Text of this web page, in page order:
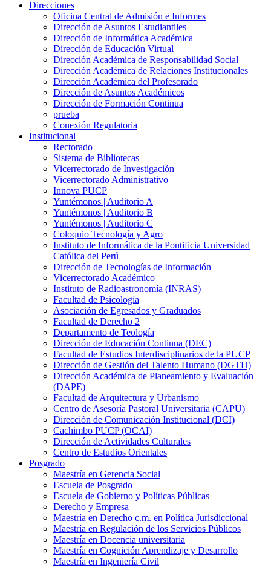
Direcciones
Oficina Central de Admisión e Informes
Dirección de Asuntos Estudiantiles
Dirección de Informática Académica
Dirección de Educación Virtual
Dirección Académica de Responsabilidad Social
Dirección Académica de Relaciones Institucionales
Dirección Académica del Profesorado
Dirección de Asuntos Académicos
Dirección de Formación Continua
prueba
Conexión Regulatoria
Institucional
Rectorado
Sistema de Bibliotecas
Vicerrectorado de Investigación
Vicerrectorado Administrativo
Innova PUCP
Yuntémonos | Auditorio A
Yuntémonos | Auditorio B
Yuntémonos | Auditorio C
Coloquio Tecnología y Agro
Instituto de Informática de la Pontificia Universidad
Católica del Perú
Dirección de Tecnologías de Información
Vicerrectorado Académico
Instituto de Radioastronomía (INRAS)
Facultad de Psicología
Asociación de Egresados y Graduados
Facultad de Derecho 2
Departamento de Teología
Dirección de Educación Continua (DEC)
Facultad de Estudios Interdisciplinarios de la PUCP
Dirección de Gestión del Talento Humano (DGTH)
Dirección Académica de Planeamiento y Evaluación
(DAPE)
Facultad de Arquitectura y Urbanismo
Centro de Asesoría Pastoral Universitaria (CAPU)
Dirección de Comunicación Institucional (DCI)
Cachimbo PUCP (OCAI)
Dirección de Actividades Culturales
Centro de Estudios Orientales
Posgrado
Maestría en Gerencia Social
Escuela de Posgrado
Escuela de Gobierno y Políticas Públicas
Derecho y Empresa
Maestría en Derecho c.m. en Política Jurisdiccional
Maestría en Regulación de los Servicios Públicos
Maestría en Docencia universitaria
Maestría en Cognición Aprendizaje y Desarrollo
Maestría en Ingeniería Civil